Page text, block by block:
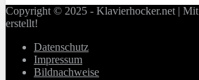
Copyright © 2025 - Klavierhocker.net | Mit
erstellt!
Datenschutz
Impressum
Bildnachweise